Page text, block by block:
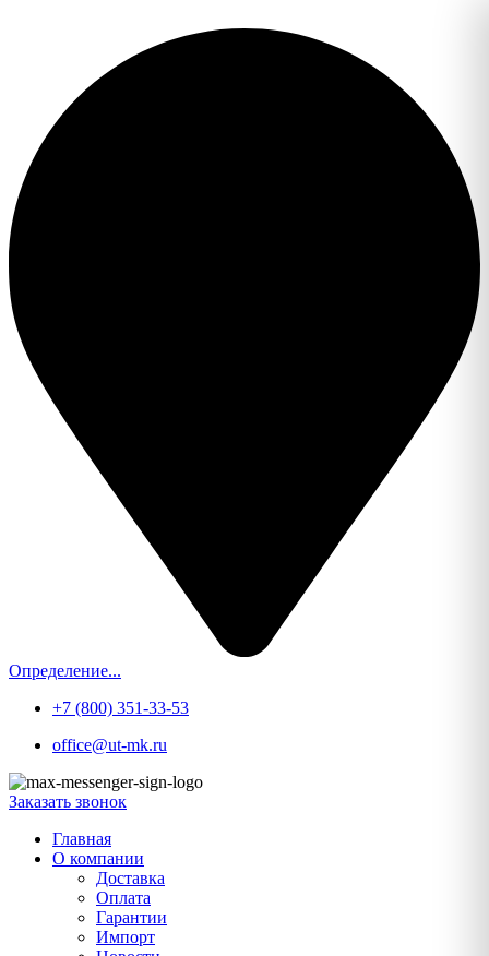
Определение...
+7 (800) 351-33-53
office@ut-mk.ru
Заказать звонок
Главная
О компании
Доставка
Оплата
Гарантии
Импорт